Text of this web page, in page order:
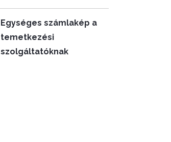
Egységes számlakép a
temetkezési
szolgáltatóknak